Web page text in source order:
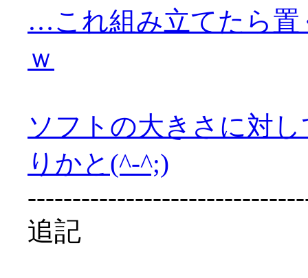
…これ組み立てたら置
ｗ
ソフトの大きさに対
りかと(^-^;)
追記